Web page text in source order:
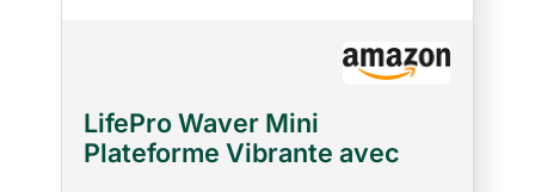
LifePro Waver Mini
Plateforme Vibrante avec